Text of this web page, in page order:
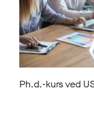
Ph.d.-kurs ved